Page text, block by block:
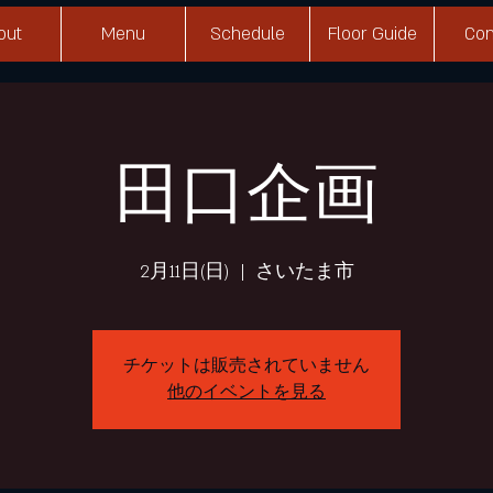
Menu Schedule Floor Guide
田口企画
2月11日(日)
  |
さいたま市
チケットは販売されていません
他のイベントを見る